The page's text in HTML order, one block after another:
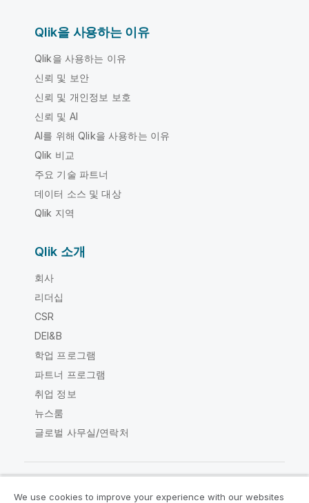
Qlik을 사용하는 이유
Qlik을 사용하는 이유
신뢰 및 보안
신뢰 및 개인정보 보호
신뢰 및 AI
AI를 위해 Qlik을 사용하는 이유
Qlik 비교
주요 기술 파트너
데이터 소스 및 대상
Qlik 지역
Qlik 소개
회사
리더십
CSR
DEI&B
학업 프로그램
파트너 프로그램
취업 정보
뉴스룸
글로벌 사무실/연락처
We use cookies to improve your experience with our websites